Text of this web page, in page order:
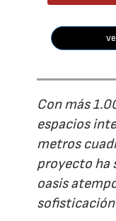
Con más
espacios
metros
proyecto ha
oasis
sofisticación